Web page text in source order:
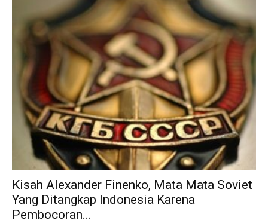
Kisah Alexander Finenko, Mata Mata Soviet
Yang Ditangkap Indonesia Karena
Pembocoran...